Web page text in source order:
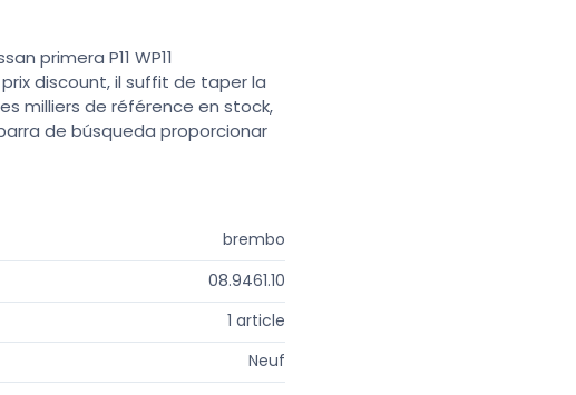
primera P11 WP11
discount, il suffit de taper la
milliers de référence en stock,
de búsqueda proporcionar
brembo
08.9461.10
1 article
Neuf